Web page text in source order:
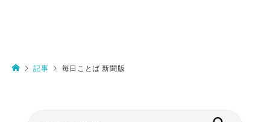
記事 毎日ことば 新聞版